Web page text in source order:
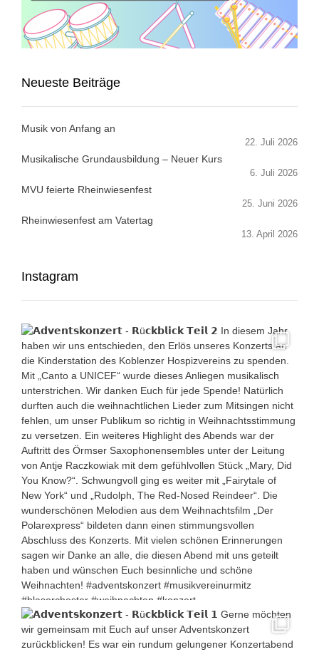
Neueste Beiträge
Musik von Anfang an
22. Juli 2026
Musikalische Grundausbildung – Neuer Kurs
6. Juli 2026
MVU feierte Rheinwiesenfest
25. Juni 2026
Rheinwiesenfest am Vatertag
13. April 2026
Instagram